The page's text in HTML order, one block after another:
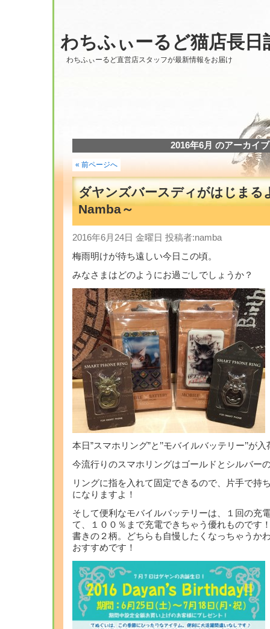
わちふぃーるど猫店長日
わちふぃーるど直営店スタッフが最新情報をお届け
2016年6月 のアーカイブ
« 前ページへ
ダヤンズバースディがはじまる
Namba～
2016年6月24日 金曜日 投稿者:namba
梅雨明けが待ち遠しい今日この頃。
みなさまはどのようにお過ごしでしょうか？
本日”スマホリング”と’’モバイルバッテリー’’が
今流行りのスマホリングはゴールドとシルバー
リングに指を入れて固定できるので、片手で持
になりますよ！
そして便利なモバイルバッテリーは、１回の充
て、１００％まで充電できちゃう優れものです
書きの２柄。どちらも自慢したくなっちゃうか
おすすめです！